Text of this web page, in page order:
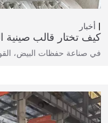
أخبار
كيف تختار قالب صينية
في صناعة حفظات البيض،